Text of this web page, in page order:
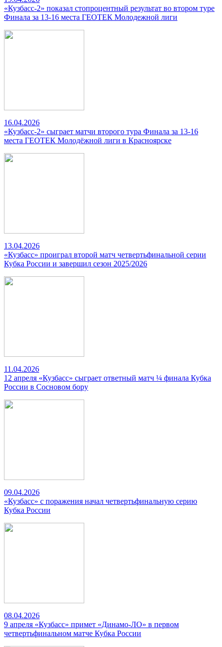
«Кузбасс-2» показал стопроцентный результат во втором туре
Финала за 13-16 места ГЕОТЕК Молодежной лиги
16.04.2026
«Кузбасс-2» сыграет матчи второго тура Финала за 13-16
места ГЕОТЕК Молодёжной лиги в Красноярске
13.04.2026
«Кузбасс» проиграл второй матч четвертьфинальной серии
Кубка России и завершил сезон 2025/2026
11.04.2026
12 апреля «Кузбасс» сыграет ответный матч ¼ финала Кубка
России в Сосновом бору
09.04.2026
«Кузбасс» с поражения начал четвертьфинальную серию
Кубка России
08.04.2026
9 апреля «Кузбасс» примет «Динамо-ЛО» в первом
четвертьфинальном матче Кубка России